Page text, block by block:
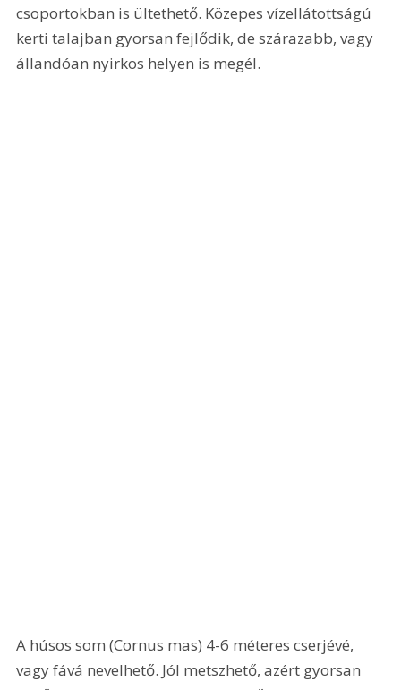
csoportokban is ültethető. Közepes vízellátottságú
kerti talajban gyorsan fejlődik, de szárazabb, vagy
állandóan nyirkos helyen is megél.
A húsos som (Cornus mas) 4-6 méteres cserjévé,
vagy fává nevelhető. Jól metszhető, azért gyorsan